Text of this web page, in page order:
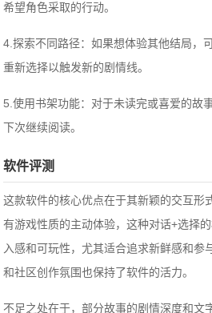
希望角色采取的行动。
4.探索不同路径：如果想体验其他结局，
重新选择以触发新的剧情线。
5.使用书架功能：对于未读完或喜爱的故
下次继续阅读。
软件评测
这款软件的核心优点在于其新颖的交互形
有游戏性质的主动体验，这种对话+选择
入感和可玩性，尤其适合追求新鲜感和参
和社区创作氛围也保持了软件的活力。
不足之处在于，部分故事的剧情深度和文